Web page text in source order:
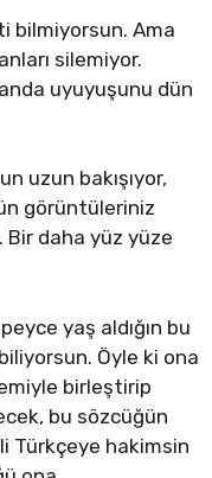
bilmiyorsun. Ama
silemiyor.
uyuyuşunu dün
uzun bakışıyor,
görüntüleriniz
daha yüz yüze
yaş aldığın bu
Öyle ki ona
birleştirip
bu sözcüğün
Türkçeye hakimsin